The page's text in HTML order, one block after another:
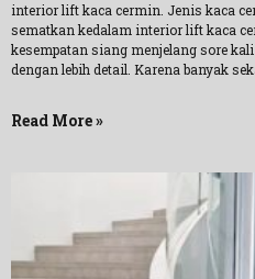
interior lift kaca cermin. Jenis kaca
sematkan kedalam interior lift kaca
kesempatan siang menjelang sore
dengan lebih detail. Karena banyak
Read More »